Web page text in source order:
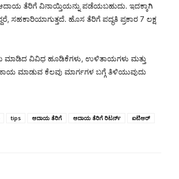
ತೆರಿಗೆ ವಿನಾಯ್ತಿಯನ್ನು ಪಡೆಯಬಹುದು. ಇದಕ್ಕಾಗಿ
ಹೊಸ ತೆರಿಗೆ ಪದ್ಧತಿ ಪ್ರಕಾರ 7 ಲಕ್ಷ
ಮಾಡಿದ ವಿವಿಧ ಹೂಡಿಕೆಗಳು, ಉಳಿತಾಯಗಳು ಮತ್ತು
ಮಾಡುವ ಕೆಲವು ಮಾರ್ಗಗಳ ಬಗ್ಗೆ ತಿಳಿಯುವುದು
tips ಆದಾಯ ತೆರಿಗೆ ಆದಾಯ ತೆರಿಗೆ ರಿಟರ್ನ್
ಐಟಿಆರ್